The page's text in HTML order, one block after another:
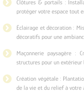
Clôtures & portails :
protéger votre espace tout
Éclairage et décoration :
décoratifs pour une
Maçonnerie paysagère :
structures pour un extérieur
Création végétale :
de la vie et du relief à votre